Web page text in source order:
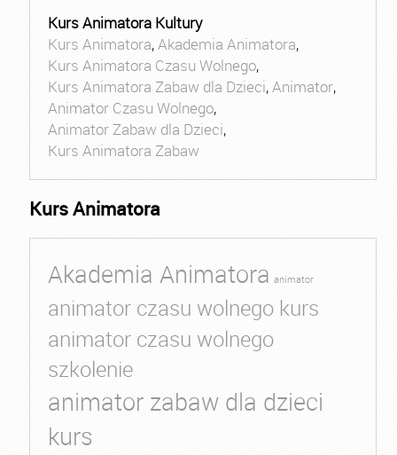
Kurs Animatora Kultury
Kurs Animatora,Akademia Animatora,
Kurs Animatora Czasu Wolnego,
Kurs Animatora Zabaw dla Dzieci,Animator,
Animator Czasu Wolnego,
Animator Zabaw dla Dzieci,
Kurs Animatora Zabaw
Kurs Animatora
Akademia Animatora animator
animator czasu wolnego kurs
animator czasu wolnego
szkolenie
animator zabaw dla dzieci
kurs